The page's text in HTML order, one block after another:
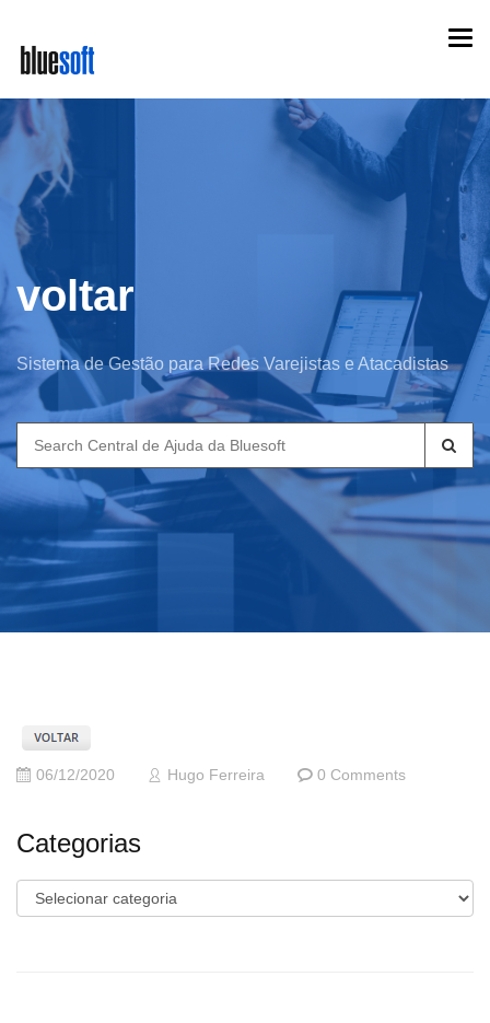
main
content
voltar
Sistema de Gestão para Redes Varejistas e Atacadistas
Search
for:
06/12/2020 Hugo Ferreira 0 Comments
Categorias
Categorias